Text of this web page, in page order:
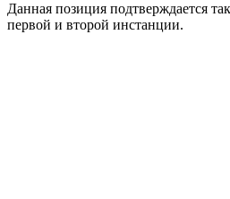
Данная позиция подтверждается
первой и второй инстанции.